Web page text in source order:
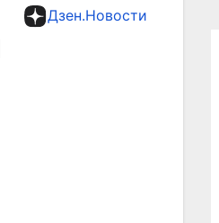
Дзен.Новости